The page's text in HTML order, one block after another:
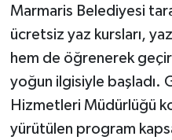
Marmaris Belediyesi
ücretsiz yaz kursları,
hem de öğrenerek
yoğun ilgisiyle başladı.
Hizmetleri Müdürlüğü
yürütülen program